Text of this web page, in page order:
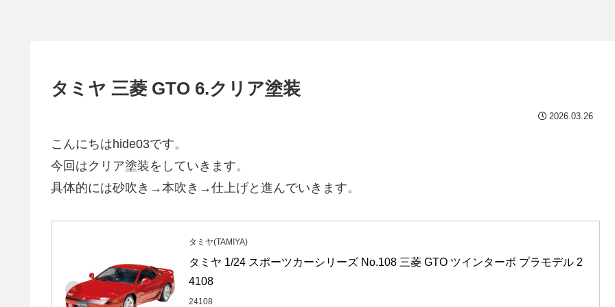
タミヤ 三菱 GTO 6.クリア塗装
2026.03.26
こんにちはhide03です。
今回はクリア塗装をしていきます。
具体的には砂吹き→本吹き→仕上げと進んでいきます。
タミヤ(TAMIYA)
タミヤ 1/24 スポーツカーシリーズ No.108 三菱 GTO ツインターボ プラモデル 2
4108
24108